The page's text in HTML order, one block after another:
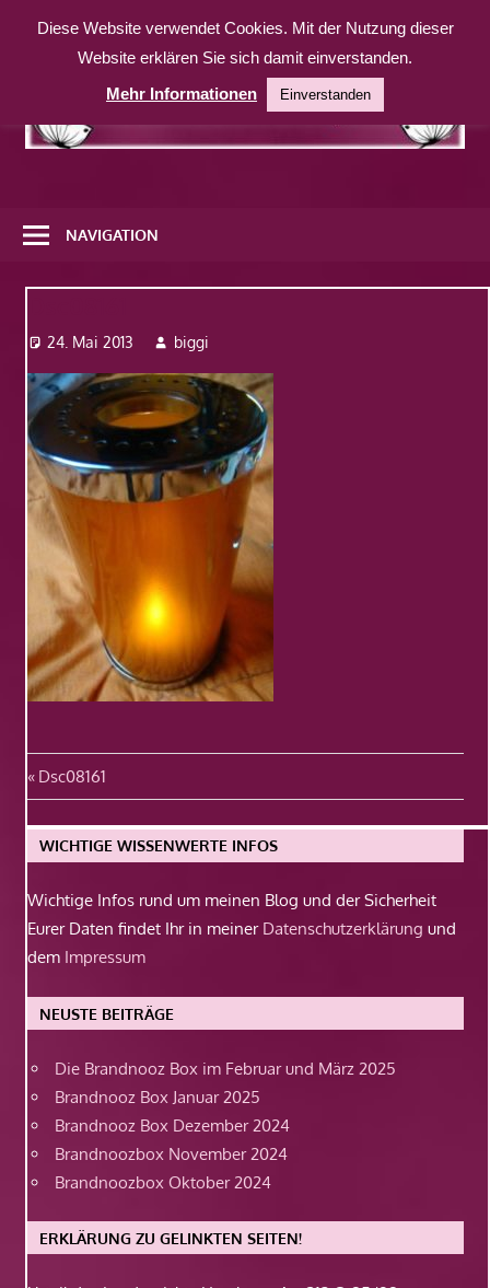
Inhalt
weitere
Website
NAVIGATION
24. Mai 2013 biggi
Beitragsnavigation
Vorheriger
Beitrag:
Dsc08161
WICHTIGE WISSENWERTE INFOS
Wichtige Infos rund um meinen Blog und der Sicherheit
Eurer Daten findet Ihr in meiner Datenschutzerklärung und
dem Impressum
NEUSTE BEITRÄGE
Die Brandnooz Box im Februar und März 2025
Brandnooz Box Januar 2025
Brandnooz Box Dezember 2024
Brandnoozbox November 2024
Brandnoozbox Oktober 2024
ERKLÄRUNG ZU GELINKTEN SEITEN!
Diese Website verwendet Cookies. Mit der Nutzung dieser
Website erklären Sie sich damit einverstanden.
Mehr Informationen
Einverstanden